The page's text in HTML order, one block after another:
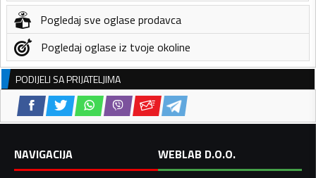
Pogledaj sve oglase prodavca
Pogledaj oglase iz tvoje okoline
PODIJELI SA PRIJATELJIMA
NAVIGACIJA
WEBLAB D.O.O.